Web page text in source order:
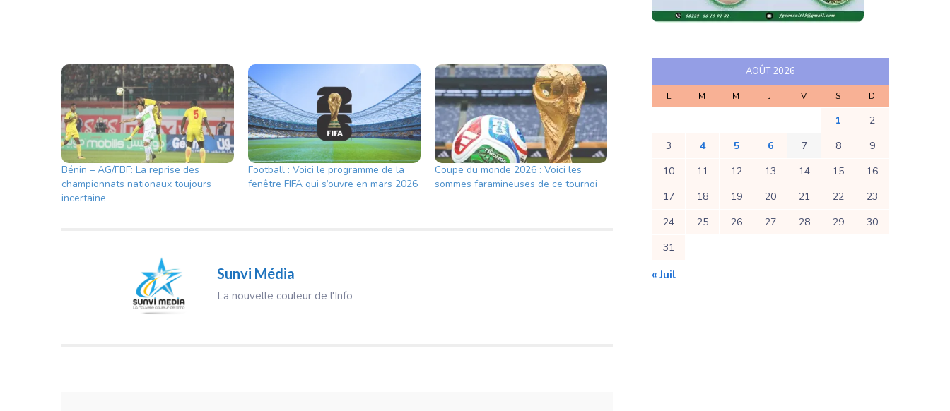
Bénin – AG/FBF: La reprise des
championnats nationaux toujours
incertaine
Football : Voici le programme de la
fenêtre FIFA qui s’ouvre en mars 2026
Coupe du monde 2026 : Voici les
sommes faramineuses de ce tournoi
Sunvi Média
La nouvelle couleur de l'Info
AOÛT 2026
L M M J V S D
1
2
3
4 5 6 7 8
9
10
11 12 13 14 15
16
17
18 19 20 21 22
23
24
25 26 27 28 29
30
31
« Juil